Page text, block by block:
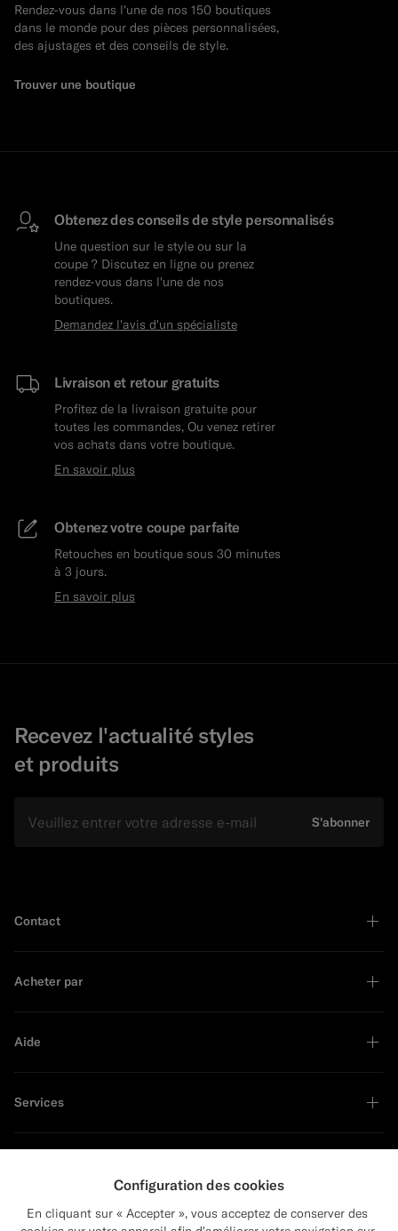
Rendez-vous dans l'une de nos 150 boutiques
dans le monde pour des pièces personnalisées,
des ajustages et des conseils de style.
Trouver une boutique
Obtenez des conseils de style personnalisés
Une question sur le style ou sur la
coupe ? Discutez en ligne ou prenez
rendez-vous dans l'une de nos
boutiques.
Demandez l'avis d'un spécialiste
Livraison et retour gratuits
Profitez de la livraison gratuite pour
toutes les commandes, Ou venez retirer
vos achats dans votre boutique.
En savoir plus
Obtenez votre coupe parfaite
Retouches en boutique sous 30 minutes
à 3 jours.
En savoir plus
Recevez l'actualité styles
et produits
S'abonner
Contact
Acheter par
Aide
Services
Configuration des cookies
En cliquant sur « Accepter », vous acceptez de conserver des